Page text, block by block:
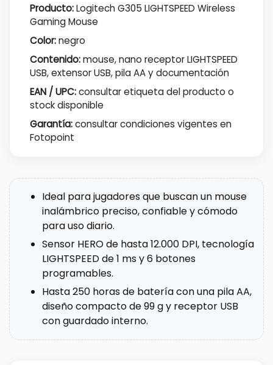
Producto:Logitech G305 LIGHTSPEED Wireless
Gaming Mouse
Color:negro
Contenido:mouse, nano receptor LIGHTSPEED
USB, extensor USB, pila AA y documentación
EAN / UPC:consultar etiqueta del producto o
stock disponible
Garantía:consultar condiciones vigentes en
Fotopoint
Ideal para jugadores que buscan un mouse
inalámbrico preciso, confiable y cómodo
para uso diario.
Sensor HERO de hasta 12.000 DPI, tecnología
LIGHTSPEED de 1 ms y 6 botones
programables.
Hasta 250 horas de batería con una pila AA,
diseño compacto de 99 g y receptor USB
con guardado interno.